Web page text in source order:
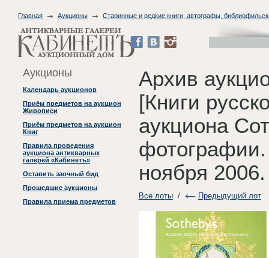
Главная Аукционы Старинные и редкие книги, автографы,
Аукционы
Календарь аукционов
Приём предметов на аукцион
Живописи
Приём предметов на аукцион
Книг
Правила проведения
аукциона антикварных
галерей «Кабинетъ»
Оставить заочный бид
Прошедшие аукционы
Правила приема предметов
Архив
[Книги
аукциона
ноября 2006.
Все лоты/ Предыдущий лот